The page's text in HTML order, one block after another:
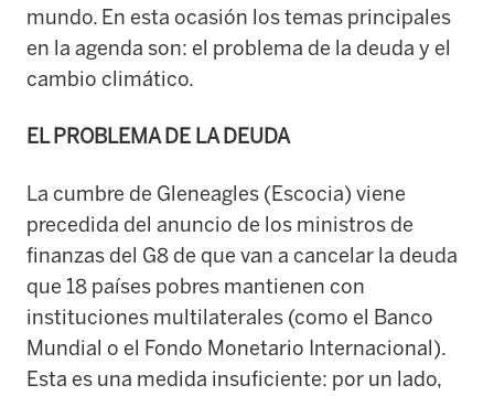
mundo. En esta ocasión los temas principales
en la agenda son: el problema de la deuda y el
cambio climático.
EL PROBLEMA DE LA DEUDA
La cumbre de Gleneagles (Escocia) viene
precedida del anuncio de los ministros de
finanzas del G8 de que van a cancelar la deuda
que 18 países pobres mantienen con
instituciones multilaterales (como el Banco
Mundial o el Fondo Monetario Internacional).
Esta es una medida insuficiente: por un lado,